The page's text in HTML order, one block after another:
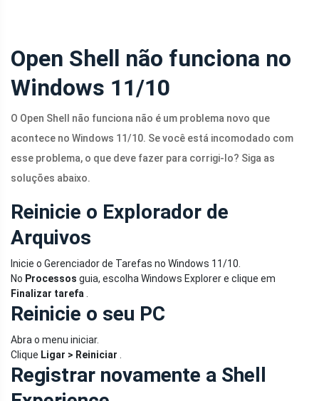
Open Shell não funciona no
Windows 11/10
O Open Shell não funciona não é um problema novo que
acontece no Windows 11/10. Se você está incomodado com
esse problema, o que deve fazer para corrigi-lo? Siga as
soluções abaixo.
Reinicie o Explorador de
Arquivos
Inicie o Gerenciador de Tarefas no Windows 11/10.
No Processos guia, escolha Windows Explorer e clique em
Finalizar tarefa
Reinicie o seu PC
Abra o menu iniciar.
Clique Ligar > Reiniciar
Registrar novamente a Shell